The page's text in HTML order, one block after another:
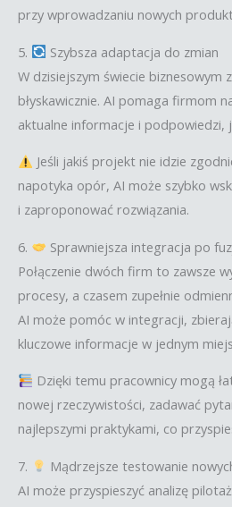
przy wprowadzaniu nowych
5.
Szybsza adaptacja do zmian
W dzisiejszym świecie biznesowym
błyskawicznie. AI pomaga firmom
aktualne informacje i podpowiedzi,
Jeśli jakiś projekt nie idzie
napotyka opór, AI może szybko
i zaproponować rozwiązania.
6.
Sprawniejsza integracja po
Połączenie dwóch firm to zawsze
procesy, a czasem zupełnie
AI może pomóc w integracji,
kluczowe informacje w jednym
Dzięki temu pracownicy mogą
nowej rzeczywistości, zadawać
najlepszymi praktykami, co
7.
Mądrzejsze testowanie
AI może przyspieszyć analizę